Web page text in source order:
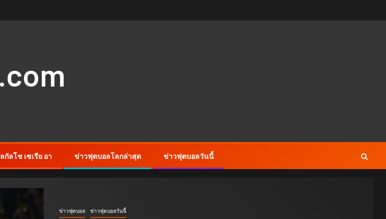
กัลโช เซเรีย อา ข่าวฟุตบอลโลกล่าสุด ข่าวฟุตบอลวันนี้
ข่าวฟุตบอล ข่าวฟุตบอลวันนี้